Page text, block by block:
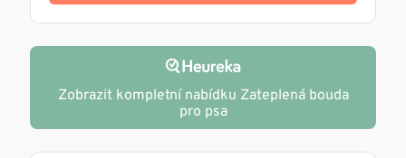
Zobrazit kompletní nabídku Zateplená bouda
pro psa